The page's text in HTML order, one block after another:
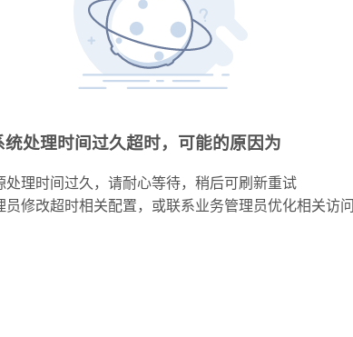
统处理时间过久超时，可能的原因为
处理时间过久，请耐心等待，稍后可刷新重试
员修改超时相关配置，或联系业务管理员优化相关访问